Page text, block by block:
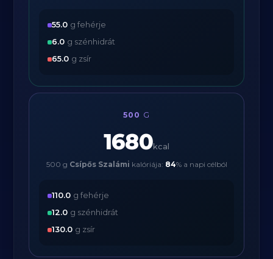
55.0 g fehérje
6.0 g szénhidrát
65.0 g zsír
500 G
1680kcal
500 g Csípős Szalámi kalóriája: 84% a napi célból
110.0 g fehérje
12.0 g szénhidrát
130.0 g zsír